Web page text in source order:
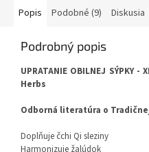
Popis Podobné (9) Diskusia
Podrobný popis
UPRATANIE OBILNEJ SÝPKY
Herbs
Odborná literatúra o
Doplňuje čchi Qi sleziny
Harmonizuje žalúdok